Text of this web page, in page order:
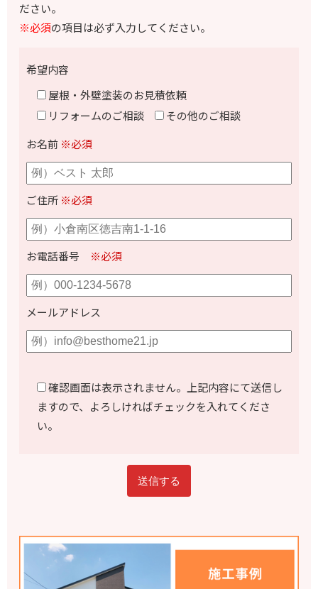
ださい。
※必須の項目は必ず入力してください。
希望内容
屋根・外壁塗装のお見積依頼
リフォームのご相談
その他のご相談
お名前 ※必須
ご住所 ※必須
お電話番号 ※必須
メールアドレス
確認画面は表示されません。上記内容にて送信し
ますので、よろしければチェックを入れてくださ
い。